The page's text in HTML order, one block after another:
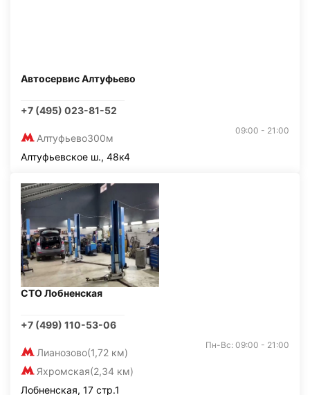
Автосервис Алтуфьево
+7 (495) 023-81-52
Алтуфьево300м
09:00 - 21:00
Алтуфьевское ш., 48к4
СТО Лобненская
+7 (499) 110-53-06
Лианозово(1,72 км)
Яхромская(2,34 км)
Пн-Вс: 09:00 - 21:00
Лобненская, 17 стр.1